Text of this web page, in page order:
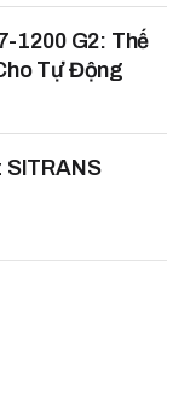
1200 G2: Thế
Tự Động
SITRANS